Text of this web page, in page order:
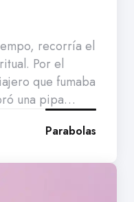
recorría el
Por el
que fumaba
una pipa…
Parabolas